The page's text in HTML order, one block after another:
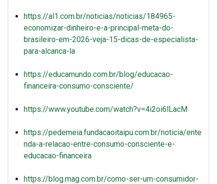
https://al1.com.br/noticias/noticias/184965-
economizar-dinheiro-e-a-principal-meta-do-
brasileiro-em-2026-veja-15-dicas-de-especialista-
para-alcanca-la
https://educamundo.com.br/blog/educacao-
financeira-consumo-consciente/
https://www.youtube.com/watch?v=4i2oi6lLacM
https://pedemeia.fundacaoitaipu.com.br/noticia/ente
nda-a-relacao-entre-consumo-consciente-e-
educacao-financeira
https://blog.mag.com.br/como-ser-um-consumidor-